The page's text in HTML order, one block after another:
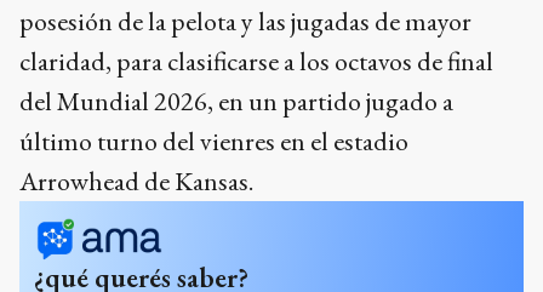
posesión de la pelota y las jugadas de mayor
claridad, para clasificarse a los octavos de final
del Mundial 2026, en un partido jugado a
último turno del vienres en el estadio
Arrowhead de Kansas.
¿qué querés saber?